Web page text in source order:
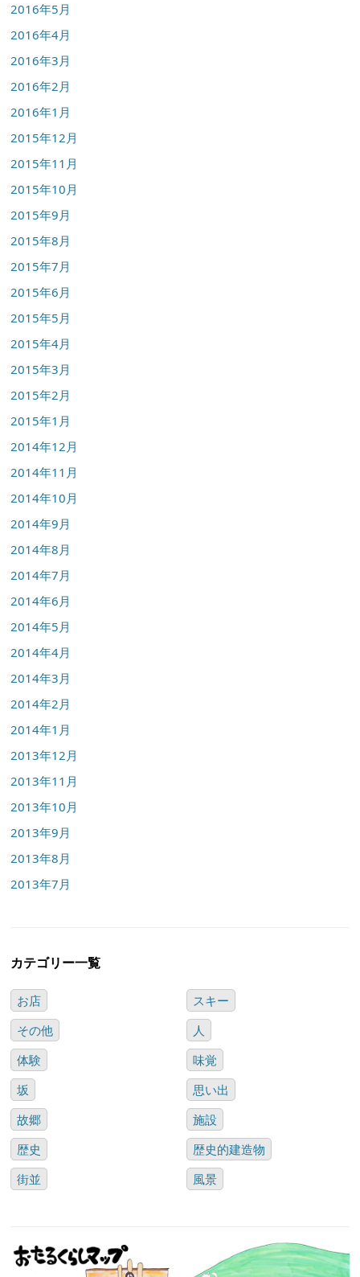
2016年5月
2016年4月
2016年3月
2016年2月
2016年1月
2015年12月
2015年11月
2015年10月
2015年9月
2015年8月
2015年7月
2015年6月
2015年5月
2015年4月
2015年3月
2015年2月
2015年1月
2014年12月
2014年11月
2014年10月
2014年9月
2014年8月
2014年7月
2014年6月
2014年5月
2014年4月
2014年3月
2014年2月
2014年1月
2013年12月
2013年11月
2013年10月
2013年9月
2013年8月
2013年7月
カテゴリー一覧
お店
スキー
その他
人
体験
味覚
坂
思い出
故郷
施設
歴史
歴史的建造物
街並
風景